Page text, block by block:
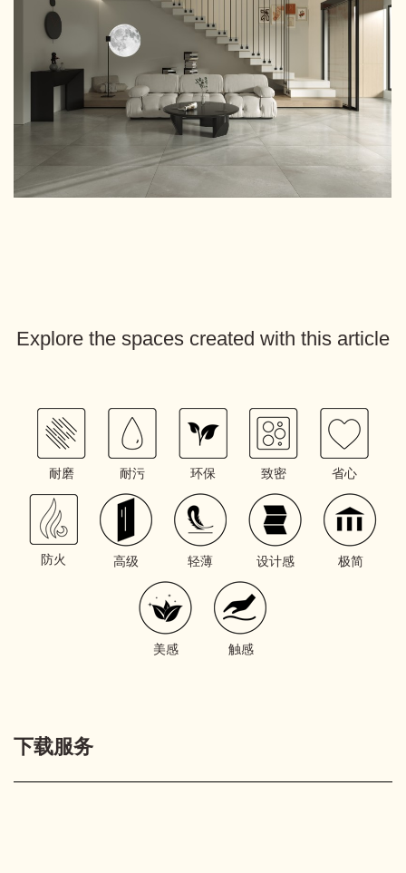
Explore the spaces created with this article
耐磨 耐污 环保 致密 省心
防火 高级 轻薄 设计感 极简
美感 触感
下载服务